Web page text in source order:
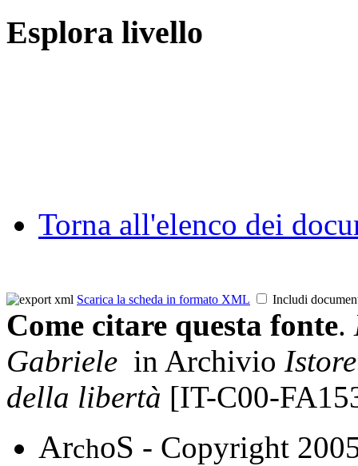
Esplora livello
Torna all'elenco dei
Scarica la scheda in formato XML Includi
Come citare questa fonte.
Gabriele in Archivio
della libertà [IT-C00-
ArchoS - Copyright